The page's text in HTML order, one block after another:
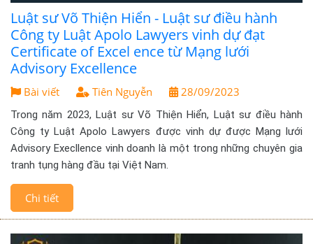
Luật sư Võ Thiện Hiển - Luật sư điều hành
Công ty Luật Apolo Lawyers vinh dự đạt
Certificate of Excel ence từ Mạng lưới
Advisory Excellence
Bài viết Tiên Nguyễn 28/09/2023
Trong năm 2023, Luật sư Võ Thiện Hiển, Luật sư điều hành
Công ty Luật Apolo Lawyers được vinh dự được Mạng lưới
Advisory Execllence vinh doanh là một trong những chuyên gia
tranh tụng hàng đầu tại Việt Nam.
Chi tiết